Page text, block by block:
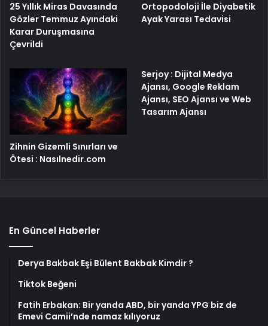
25 Yıllık Miras Davasında
Gözler Temmuz Ayındaki
Karar Duruşmasına
Çevrildi
Ortopodoloji İle Diyabetik
Ayak Yarası Tedavisi
Zihnin Gizemli Sınırları ve
Ötesi : Nasılnedir.com
Serjoy : Dijital Medya
Ajansı, Google Reklam
Ajansı, SEO Ajansı ve Web
Tasarım Ajansı
En Güncel Haberler
Derya Bakbak Eşi Bülent Bakbak Kimdir ?
Tiktok Beğeni
Fatih Erbakan: Bir yanda ABD, bir yanda YPG biz de
Emevi Camii’nde namaz kılıyoruz